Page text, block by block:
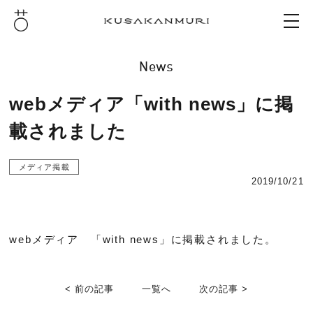
News
webメディア「with news」に掲
載されました
メディア掲載
2019/10/21
webメディア 「with news」に掲載されました。
< 前の記事 一覧へ 次の記事 >